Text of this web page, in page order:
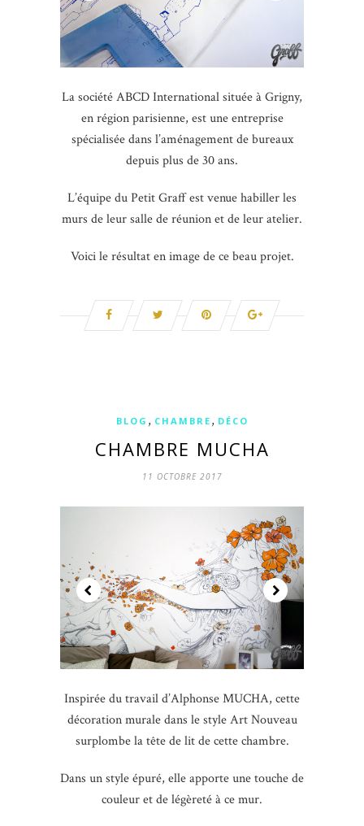
La société ABCD International située à Grigny,
en région parisienne, est une entreprise
spécialisée dans l’aménagement de bureaux
depuis plus de 30 ans.
L’équipe du Petit Graff est venue habiller les
murs de leur salle de réunion et de leur atelier.
Voici le résultat en image de ce beau projet.
BLOG , CHAMBRE , DÉCO
CHAMBRE MUCHA
11 OCTOBRE 2017
Inspirée du travail d’Alphonse MUCHA, cette
décoration murale dans le style Art Nouveau
surplombe la tête de lit de cette chambre.
Dans un style épuré, elle apporte une touche de
couleur et de légèreté à ce mur.